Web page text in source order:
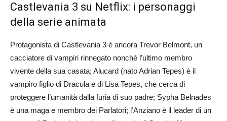
Castlevania 3 su Netflix: i personaggi
della serie animata
Protagonista di Castlevania 3 è ancora Trevor Belmont, un
cacciatore di vampiri rinnegato nonché l’ultimo membro
vivente della sua casata; Alucard (nato Adrian Tepes) è il
vampiro figlio di Dracula e di Lisa Tepes, che cerca di
proteggere l’umanità dalla furia di suo padre; Sypha Belnades
è una maga e membro dei Parlatori; l’Anziano è il leader di un